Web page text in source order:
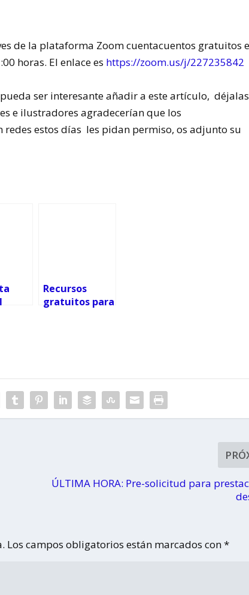
de la plataforma Zoom cuentacuentos gratuitos
horas. El enlace es https://zoom.us/j/227235842
ser interesante añadir a este artículo, déjalas
e ilustradores agradecerían que los
estos días les pidan permiso, os adjunto su
Recursos
gratuitos para
adolescentes
ÚLTIMA HORA: Pre-solicitud para
Los campos obligatorios están marcados con*